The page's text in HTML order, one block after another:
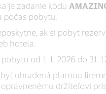
je zadanie kódu
pobytu.
ak si pobyt
hotela.
od 1. 1. 2026 do 31.
uhradená platnou
držiteľovi